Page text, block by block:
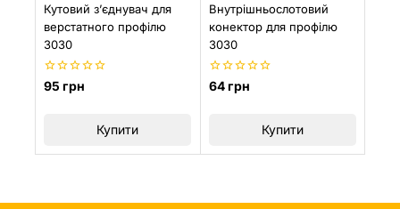
Кутовий з’єднувач для
верстатного профілю
3030
0
95грн
Купити
Внутрішньослотовий
конектор для профілю
3030
0
64грн
Купити